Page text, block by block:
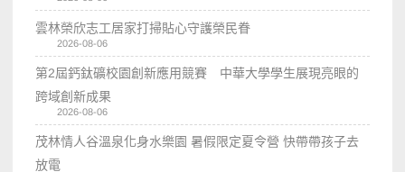
雲林榮欣志工居家打掃貼心守護榮民眷
2026-08-06
第2屆鈣鈦礦校園創新應用競賽 中華大學學生展現亮眼的
跨域創新成果
2026-08-06
茂林情人谷溫泉化身水樂園 暑假限定夏令營 快帶帶孩子去
放電